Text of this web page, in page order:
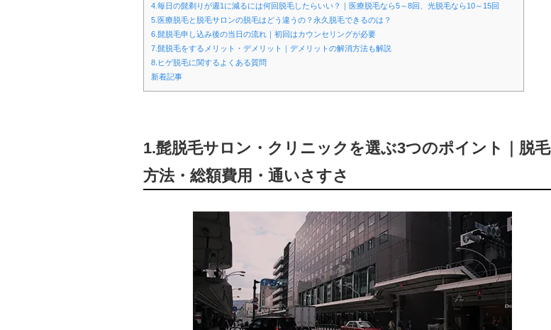
4.毎日の髭剃りが週1に減るには何回脱毛したらいい？｜医療脱毛なら5～8回、光脱毛なら10～15回
5.医療脱毛と脱毛サロンの脱毛はどう違うの？永久脱毛できるのは？
6.髭脱毛申し込み後の当日の流れ｜初回はカウンセリングが必要
7.髭脱毛をするメリット・デメリット｜デメリットの解消方法も解説
8.ヒゲ脱毛に関するよくある質問
新着記事
1.髭脱毛サロン・クリニックを選ぶ3つのポイント｜脱毛
方法・総額費用・通いさすさ